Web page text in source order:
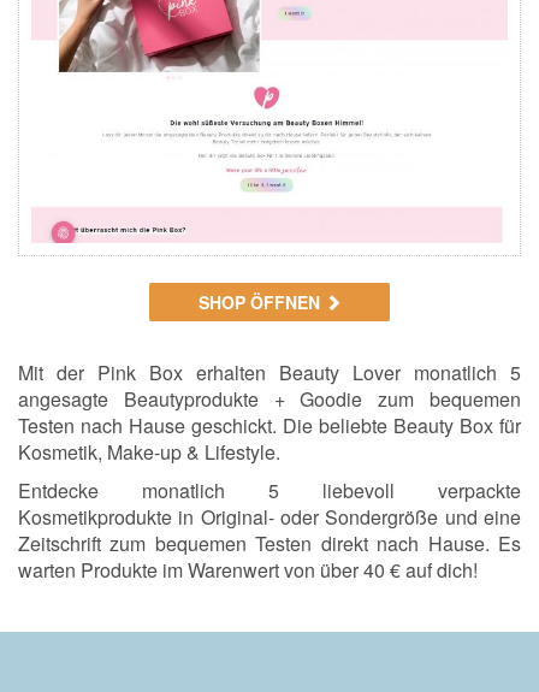
SHOP ÖFFNEN
Mit der Pink Box erhalten Beauty Lover monatlich 5
angesagte Beautyprodukte + Goodie zum bequemen
Testen nach Hause geschickt. Die beliebte Beauty Box für
Kosmetik, Make-up & Lifestyle.
Entdecke monatlich 5 liebevoll verpackte
Kosmetikprodukte in Original- oder Sondergröße und eine
Zeitschrift zum bequemen Testen direkt nach Hause. Es
warten Produkte im Warenwert von über 40 € auf dich!